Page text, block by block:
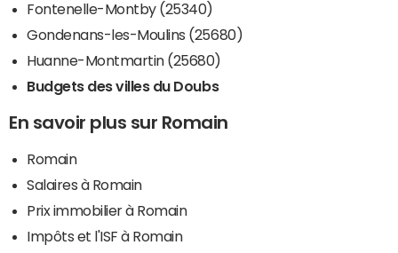
Fontenelle-Montby (25340)
Gondenans-les-Moulins (25680)
Huanne-Montmartin (25680)
Budgets des villes du Doubs
En savoir plus sur Romain
Romain
Salaires à Romain
Prix immobilier à Romain
Impôts et l'ISF à Romain